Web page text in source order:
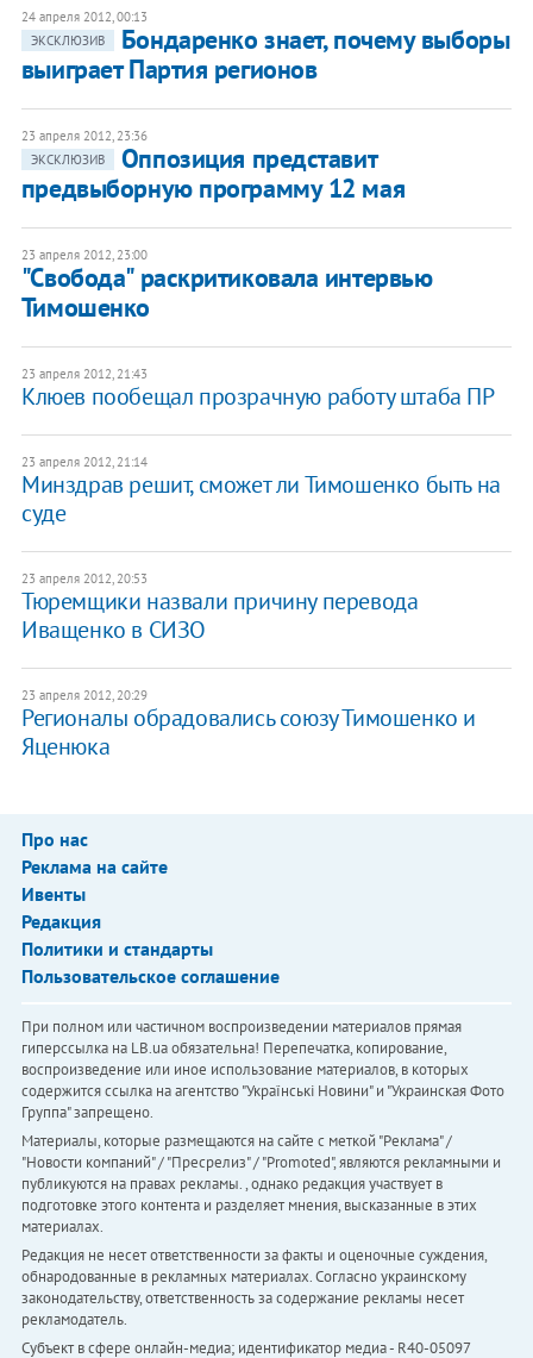
24 апреля 2012, 00:13
ЭКСКЛЮЗИВ
Бондаренко знает, почему выборы
выиграет Партия регионов
23 апреля 2012, 23:36
ЭКСКЛЮЗИВ
Оппозиция представит
предвыборную программу 12 мая
23 апреля 2012, 23:00
"Свобода" раскритиковала интервью
Тимошенко
23 апреля 2012, 21:43
Клюев пообещал прозрачную работу штаба ПР
23 апреля 2012, 21:14
Минздрав решит, сможет ли Тимошенко быть на
суде
23 апреля 2012, 20:53
Тюремщики назвали причину перевода
Иващенко в СИЗО
23 апреля 2012, 20:29
Регионалы обрадовались союзу Тимошенко и
Яценюка
Про нас
Реклама на сайте
Ивенты
Редакция
Политики и стандарты
Пользовательское соглашение
При полном или частичном воспроизведении материалов прямая
гиперссылка на LB.ua обязательна! Перепечатка, копирование,
воспроизведение или иное использование материалов, в которых
содержится ссылка на агентство "Українськi Новини" и "Украинская Фото
Группа" запрещено.
Материалы, которые размещаются на сайте с меткой "Реклама" /
"Новости компаний" / "Пресрелиз" / "Promoted", являются рекламными и
публикуются на правах рекламы. , однако редакция участвует в
подготовке этого контента и разделяет мнения, высказанные в этих
материалах.
Редакция не несет ответственности за факты и оценочные суждения,
обнародованные в рекламных материалах. Согласно украинскому
законодательству, ответственность за содержание рекламы несет
рекламодатель.
Субъект в сфере онлайн-медиа; идентификатор медиа - R40-05097